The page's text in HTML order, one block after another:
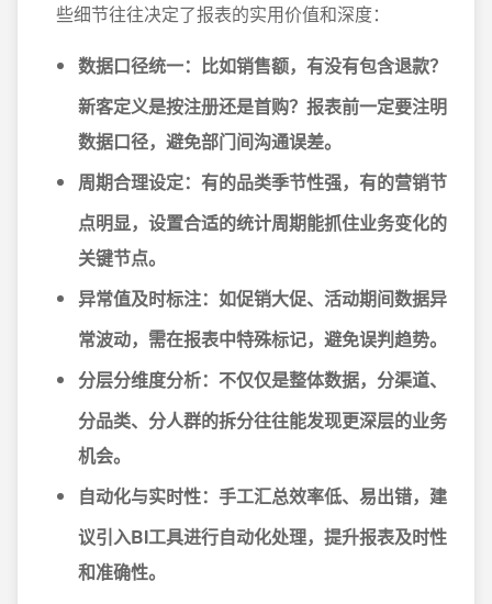
些细节往往决定了报表的实用价值和深度：
数据口径统一：比如销售额，有没有包含退款？
新客定义是按注册还是首购？报表前一定要注明
数据口径，避免部门间沟通误差。
周期合理设定：有的品类季节性强，有的营销节
点明显，设置合适的统计周期能抓住业务变化的
关键节点。
异常值及时标注：如促销大促、活动期间数据异
常波动，需在报表中特殊标记，避免误判趋势。
分层分维度分析：不仅仅是整体数据，分渠道、
分品类、分人群的拆分往往能发现更深层的业务
机会。
自动化与实时性：手工汇总效率低、易出错，建
议引入BI工具进行自动化处理，提升报表及时性
和准确性。